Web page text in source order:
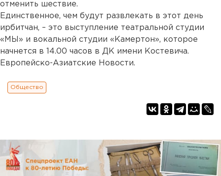
отменить шествие.
Единственное, чем будут развлекать в этот день
ирбитчан, – это выступление театральной студии
«МЫ» и вокальной студии «Камертон», которое
начнется в 14.00 часов в ДК имени Костевича.
Европейско-Азиатские Новости.
Общество